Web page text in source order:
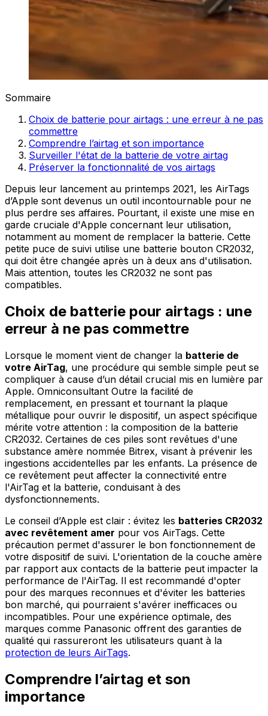
Sommaire
Choix de batterie pour airtags : une erreur à ne pas
commettre
Comprendre l’airtag et son importance
Surveiller l'état de la batterie de votre airtag
Préserver la fonctionnalité de vos airtags
Depuis leur lancement au printemps 2021, les AirTags
d’Apple sont devenus un outil incontournable pour ne
plus perdre ses affaires. Pourtant, il existe une mise en
garde cruciale d'Apple concernant leur utilisation,
notamment au moment de remplacer la batterie. Cette
petite puce de suivi utilise une batterie bouton CR2032,
qui doit être changée après un à deux ans d'utilisation.
Mais attention, toutes les CR2032 ne sont pas
compatibles.
Choix de batterie pour airtags : une
erreur à ne pas commettre
Lorsque le moment vient de changer la batterie de
votre AirTag, une procédure qui semble simple peut se
compliquer à cause d’un détail crucial mis en lumière par
Apple. Omniconsultant Outre la facilité de
remplacement, en pressant et tournant la plaque
métallique pour ouvrir le dispositif, un aspect spécifique
mérite votre attention : la composition de la batterie
CR2032. Certaines de ces piles sont revêtues d'une
substance amère nommée Bitrex, visant à prévenir les
ingestions accidentelles par les enfants. La présence de
ce revêtement peut affecter la connectivité entre
l'AirTag et la batterie, conduisant à des
dysfonctionnements.
Le conseil d’Apple est clair : évitez les batteries CR2032
avec revêtement amer pour vos AirTags. Cette
précaution permet d'assurer le bon fonctionnement de
votre dispositif de suivi. L'orientation de la couche amère
par rapport aux contacts de la batterie peut impacter la
performance de l'AirTag. Il est recommandé d'opter
pour des marques reconnues et d'éviter les batteries
bon marché, qui pourraient s'avérer inefficaces ou
incompatibles. Pour une expérience optimale, des
marques comme Panasonic offrent des garanties de
qualité qui rassureront les utilisateurs quant à la
protection de leurs AirTags.
Comprendre l’airtag et son
importance